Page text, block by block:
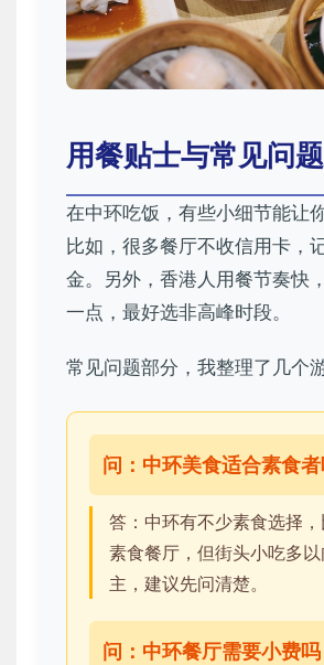
用餐贴士与常见问题
在中环吃饭，有些小细节能让
比如，很多餐厅不收信用卡，
金。另外，香港人用餐节奏快
一点，最好选非高峰时段。
常见问题部分，我整理了几个
问：中环美食适合素食者
答：中环有不少素食选择
素食餐厅，但街头小吃多
主，建议先问清楚。
问：中环餐厅需要小费吗